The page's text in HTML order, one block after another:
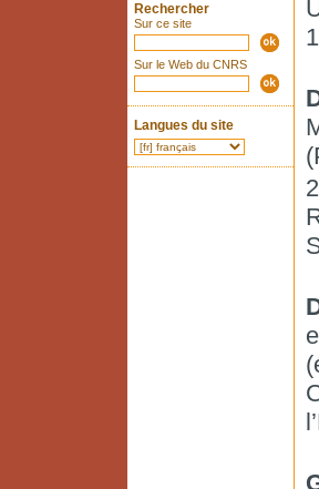
Rechercher
Sur ce site
Sur le Web du CNRS
Langues du site